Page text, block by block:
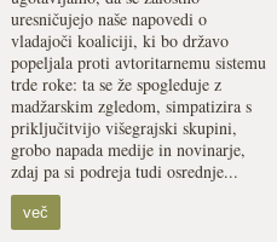
uresničujejo naše napovedi o
vladajoči koaliciji, ki bo državo
popeljala proti avtoritarnemu sistemu
trde roke: ta se že spogleduje z
madžarskim zgledom, simpatizira s
priključitvijo višegrajski skupini,
grobo napada medije in novinarje,
zdaj pa si podreja tudi osrednje...
več